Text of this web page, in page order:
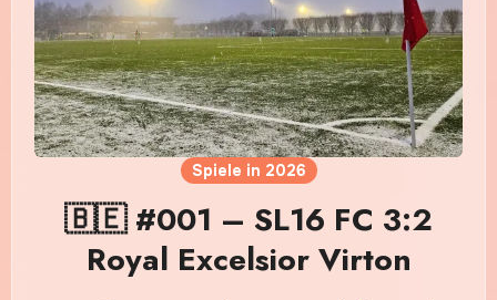
Spiele in 2026
🇧🇪 #001 – SL16 FC 3:2
Royal Excelsior Virton